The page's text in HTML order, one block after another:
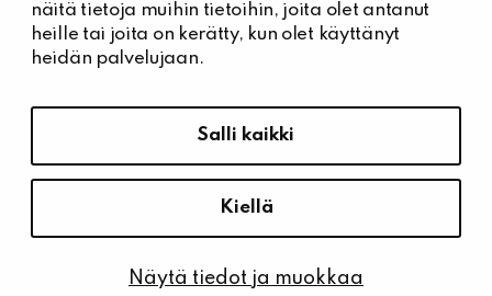
näitä tietoja muihin tietoihin, joita olet antanut
heille tai joita on kerätty, kun olet käyttänyt
heidän palvelujaan.
Salli kaikki
Kiellä
Näytä tiedot ja muokkaa
© Kiinteistö Oy Kärrykartano